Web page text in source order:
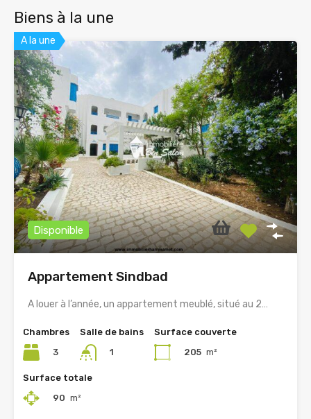
Biens à la une
A la une
Disponible
Appartement Sindbad
A louer à l’année, un appartement meublé, situé au 2…
Chambres
3
Salle de bains
1
Surface couverte
205 m²
Surface totale
90 m²